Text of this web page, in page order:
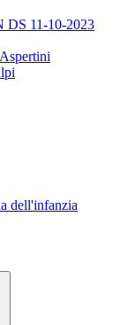
11-10-2023
dell'infanzia